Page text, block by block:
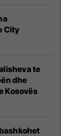
City
te
dhe
Kosovës